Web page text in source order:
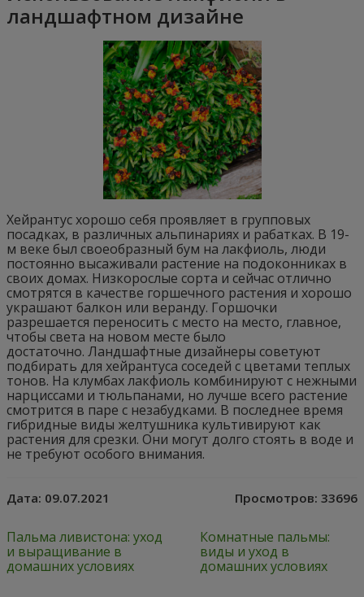
ландшафтном дизайне
Хейрантус хорошо себя проявляет в групповых
посадках, в различных альпинариях и рабатках. В 19-
м веке был своеобразный бум на лакфиоль, люди
постоянно высаживали растение на подоконниках в
своих домах. Низкорослые сорта и сейчас отлично
смотрятся в качестве горшечного растения и хорошо
украшают балкон или веранду. Горшочки
разрешается переносить с место на место, главное,
чтобы света на новом месте было
достаточно. Ландшафтные дизайнеры советуют
подбирать для хейрантуса соседей с цветами теплых
тонов. На клумбах лакфиоль комбинируют с нежными
нарциссами и тюльпанами, но лучше всего растение
смотрится в паре с незабудками. В последнее время
гибридные виды желтушника культивируют как
растения для срезки. Они могут долго стоять в воде и
не требуют особого внимания.
Дата: 09.07.2021 Просмотров: 33696
Пальма ливистона: уход
и выращивание в
домашних условиях
Комнатные пальмы:
виды и уход в
домашних условиях